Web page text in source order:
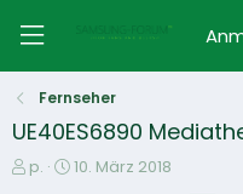
Fernseher
UE40ES6890
E
p.
E
10. März 2018